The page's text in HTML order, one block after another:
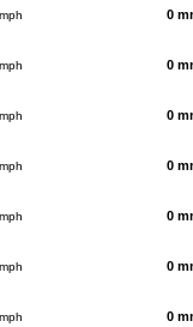
mph 0
mph 0
mph 0
mph 0
mph 0
mph 0
mph 0